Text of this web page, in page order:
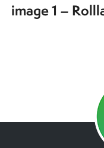
image 1 –